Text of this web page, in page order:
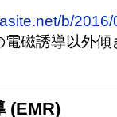
b/
電磁誘導以外傾
(EMR)